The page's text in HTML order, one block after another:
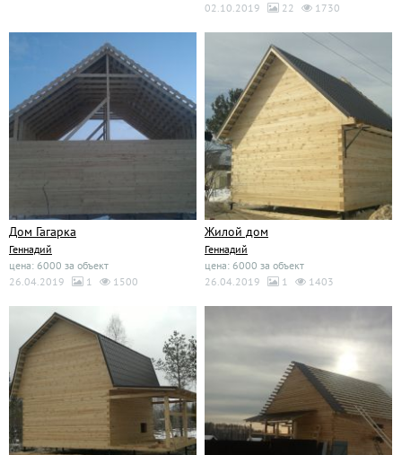
02.10.2019 22 1730
Дом Гагарка
Геннадий
цена: 6000 за объект
26.04.2019
1 1500
Жилой дом
Геннадий
цена: 6000 за объект
26.04.2019
1 1403